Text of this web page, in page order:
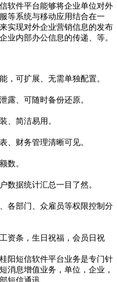
软件平台能够将企业单位对外
等系统与移动应用结合在一
实现对外企业营销信息的发布
业内部办公信息的传递、等。
，可扩展、无需单独配置。
露、可随时备份还原。
、简洁易用。
、财务管理清晰可见。
数。
数据统计汇总一目了然。
各部门、众雇员等权限控制分
资条，生日祝福，会员日祝
阳短信软件平台业务是专门针
消息增值业务，单位，企业，
短信通讯，